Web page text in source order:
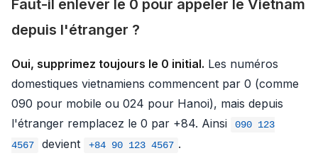
Faut-il enlever le 0 pour appeler le Vietnam
depuis l'étranger ?
Oui, supprimez toujours le 0 initial. Les numéros
domestiques vietnamiens commencent par 0 (comme
090 pour mobile ou 024 pour Hanoi), mais depuis
l'étranger remplacez le 0 par +84. Ainsi
090 123
4567
devient +84 90 123 4567 .